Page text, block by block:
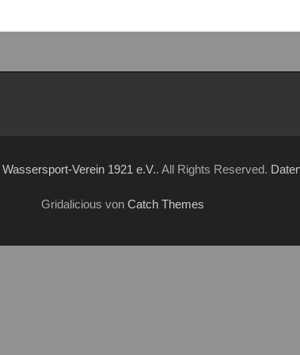
Wassersport-Verein 1921 e.V.. All Rights Reserved.
Gridalicious von Catch Themes